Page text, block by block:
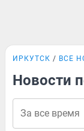
ИРКУТСК ВСЕ
Новости